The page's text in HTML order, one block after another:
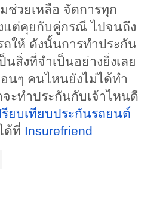
ช่วยเหลือ จัดการทุก
แต่คุยกับคู่กรณี ไปจนถึง
ให้ ดังนั้นการทำประกัน
นสิ่งที่จำเป็นอย่างยิ่งเลย
นๆ คนไหนยังไม่ได้ทำ
จะทำประกันกับเจ้าไหนดี
รียบเทียบประกันรถยนต์
ด้ที่ Insurefriend